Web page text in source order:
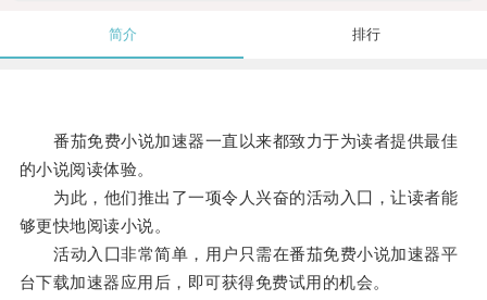
简介 排行
番茄免费小说加速器一直以来都致力于为读者提供最佳
的小说阅读体验。
为此，他们推出了一项令人兴奋的活动入囗，让读者能
够更快地阅读小说。
活动入囗非常简单，用户只需在番茄免费小说加速器平
台下载加速器应用后，即可获得免费试用的机会。